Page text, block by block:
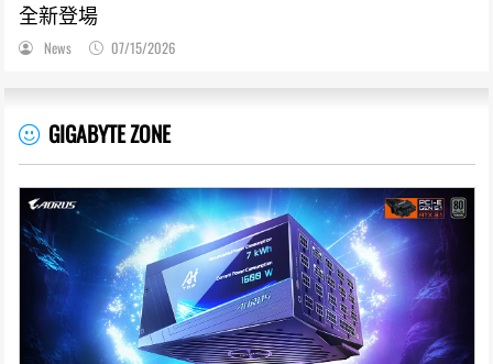
全新登場
News 07/15/2026
GIGABYTE ZONE